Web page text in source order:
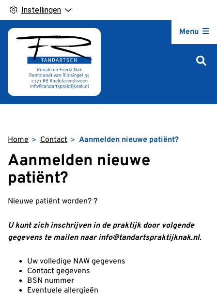
Instellingen
Menu
Home Contact Aanmelden nieuwe patiënt?
Aanmelden nieuwe
patiënt?
Nieuwe patiënt worden? ?
U kunt zich inschrijven in de praktijk door volgende
gegevens te mailen naar info@tandartspraktijknak.nl.
Uw volledige NAW gegevens
Contact gegevens
BSN nummer
Eventuele allergieën